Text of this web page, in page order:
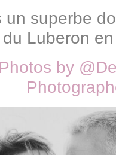
un superbe
Luberon en
Photos by @